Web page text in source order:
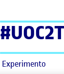
Experimento